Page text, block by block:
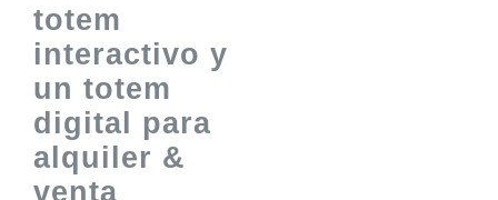
totem
interactivo y
un totem
digital para
alquiler &
venta